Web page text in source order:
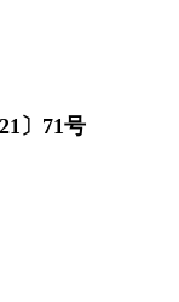
〕71号